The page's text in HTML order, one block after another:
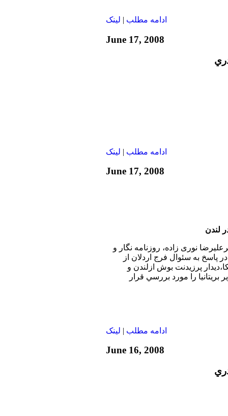
ادامه مطلب | لينک
June 17, 2008
ادامه مطلب | لينک
June 17, 2008
لندن
نوری زاده، روزنامه نگار و
پاسخ به سئوال فرج اردلان از
پرزيدنت بوش ازلندن و
را مورد بررسي قرار
ادامه مطلب | لينک
June 16, 2008